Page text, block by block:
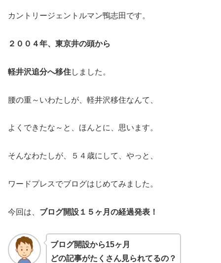
カントリージェントルマン鴨志田です。
２００４年、東京井の頭から
軽井沢追分へ移住しました。
腰の重～いわたしが、軽井沢移住なんて、
よくできたな～と、ほんとに、思います。
そんなわたしが、５４歳にして、やっと、
ワードプレスでブログはじめてみました。
今回は、 ブログ開設１５ヶ月の経過発表！
ブログ開設から15ヶ月
どの記事がたくさん見られてるの？